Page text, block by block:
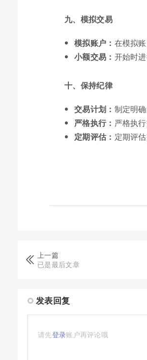
九、模拟交易
模拟账户： 在模拟
小额交易： 开始时
十、保持纪律
交易计划： 制定明
严格执行： 严格执
定期评估： 定期评
上一篇
已是最后文章
发表回复
请先登录账户再评论哦